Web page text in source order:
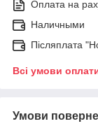
Оплата на
Наличными
Післяплата
Всі умови
Умови